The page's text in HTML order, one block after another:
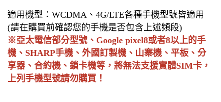
適用機型： WCDMA 、 4G/LTE各種手機型號皆適用
(請在購買前確認您的手機是否包含上述頻段)
※亞太電信部分型號、Google pixel8或者8以上的手
機、SHARP手機、外國訂製機、山寨機、平板、分
享器、合約機、鎖卡機等，將無法支援實體SIM卡，
上列手機型號請勿購買！